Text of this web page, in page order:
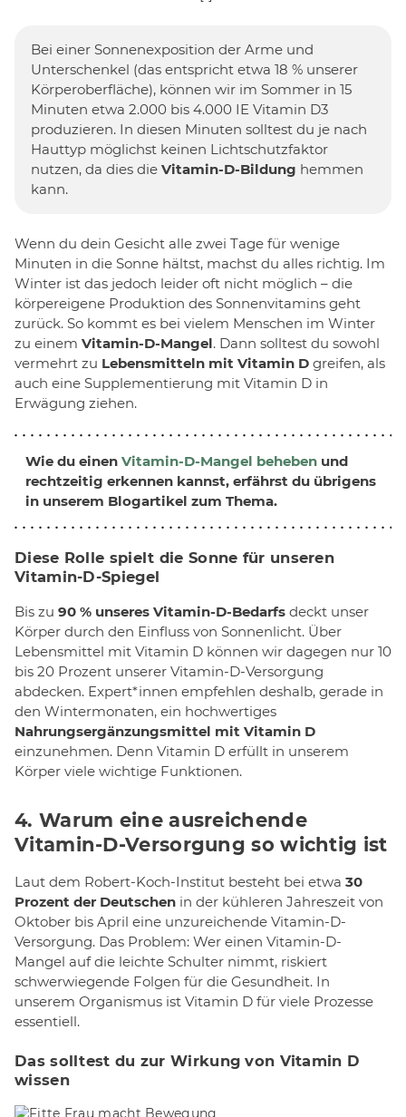
Bei einer Sonnenexposition der Arme und
Unterschenkel (das entspricht etwa 18 % unserer
Körperoberfläche), können wir im Sommer in 15
Minuten etwa 2.000 bis 4.000 IE Vitamin D3
produzieren. In diesen Minuten solltest du je nach
Hauttyp möglichst keinen Lichtschutzfaktor
nutzen, da dies die Vitamin-D-Bildung hemmen
kann.
Wenn du dein Gesicht alle zwei Tage für wenige
Minuten in die Sonne hältst, machst du alles richtig. Im
Winter ist das jedoch leider oft nicht möglich – die
körpereigene Produktion des Sonnenvitamins geht
zurück. So kommt es bei vielem Menschen im Winter
zu einem Vitamin-D-Mangel. Dann solltest du sowohl
vermehrt zu Lebensmitteln mit Vitamin D greifen, als
auch eine Supplementierung mit Vitamin D in
Erwägung ziehen.
Wie du einen Vitamin-D-Mangel beheben und
rechtzeitig erkennen kannst, erfährst du übrigens
in unserem Blogartikel zum Thema.
Diese Rolle spielt die Sonne für unseren
Vitamin-D-Spiegel
Bis zu 90 % unseres Vitamin-D-Bedarfs deckt unser
Körper durch den Einfluss von Sonnenlicht. Über
Lebensmittel mit Vitamin D können wir dagegen nur 10
bis 20 Prozent unserer Vitamin-D-Versorgung
abdecken. Expert*innen empfehlen deshalb, gerade in
den Wintermonaten, ein hochwertiges
Nahrungsergänzungsmittel mit Vitamin D
einzunehmen. Denn Vitamin D erfüllt in unserem
Körper viele wichtige Funktionen.
4. Warum eine ausreichende
Vitamin-D-Versorgung so wichtig ist
Laut dem Robert-Koch-Institut besteht bei etwa 30
Prozent der Deutschen in der kühleren Jahreszeit von
Oktober bis April eine unzureichende Vitamin-D-
Versorgung. Das Problem: Wer einen Vitamin-D-
Mangel auf die leichte Schulter nimmt, riskiert
schwerwiegende Folgen für die Gesundheit. In
unserem Organismus ist Vitamin D für viele Prozesse
essentiell.
Das solltest du zur Wirkung von Vitamin D
wissen